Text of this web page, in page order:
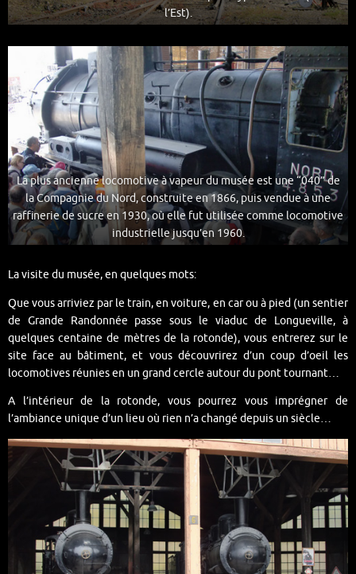
l’Est).
La plus ancienne locomotive à vapeur du musée est une “040” de
la Compagnie du Nord, construite en 1866, puis vendue à une
raffinerie de sucre en 1930, où elle fut utilisée comme locomotive
industrielle jusqu’en 1960.
La visite du musée, en quelques mots:
Que vous arriviez par le train, en voiture, en car ou à pied (un sentier
de Grande Randonnée passe sous le viaduc de Longueville, à
quelques centaine de mètres de la rotonde), vous entrerez sur le
site face au bâtiment, et vous découvrirez d’un coup d’oeil les
locomotives réunies en un grand cercle autour du pont tournant…
A l’intérieur de la rotonde, vous pourrez vous imprégner de
l’ambiance unique d’un lieu où rien n’a changé depuis un siècle…